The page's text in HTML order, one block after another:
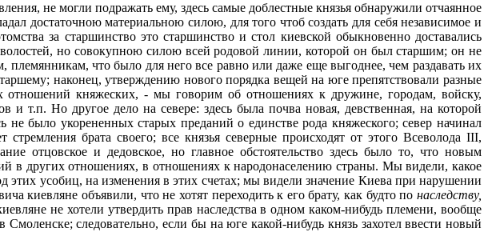
не могли подражать ему, здесь самые доблестные князья обнаружили отчаянное
достаточною материальною силою, для того чтоб создать для себя независимое и
за старшинство это старшинство и стол киевской обыкновенно доставались
но совокупною силою всей родовой линии, которой он был старшим; он не
что было для него все равно или даже еще выгоднее, чем раздавать их
наконец, утверждению нового порядка вещей на юге препятствовали разные
княжеских, - мы говорим об отношениях к дружине, городам, войску,
и т.п. Но другое дело на севере: здесь была почва новая, девственная, на которой
было укорененных старых преданий о единстве рода княжеского; север начинал
брата своего; все князья северные происходят от этого Всеволода III,
отцовское и дедовское, но главное обстоятельство здесь было то, что новым
в других отношениях, в отношениях к народонаселению страны. Мы видели, какое
этих усобиц, на изменения в этих счетах; мы видели значение Киева при нарушении
киевляне объявили, что не хотят переходить к его брату, как будто по наследству,
не хотели утвердить прав наследства в одном каком-нибудь племени, вообще
следовательно, если бы на юге какой-нибудь князь захотел ввести новый